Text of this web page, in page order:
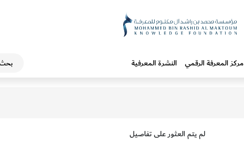
مركز المعرفة الرقمي النشرة المعرفية
لم يتم العثور على تفاصيل